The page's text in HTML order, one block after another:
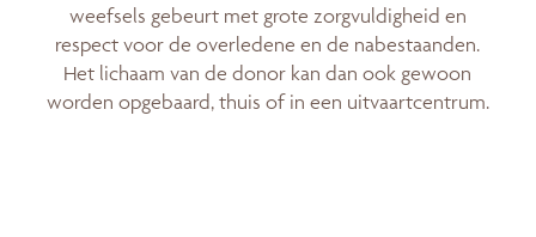
weefsels gebeurt met grote zorgvuldigheid en
respect voor de overledene en de nabestaanden.
Het lichaam van de donor kan dan ook gewoon
worden opgebaard, thuis of in een uitvaartcentrum.